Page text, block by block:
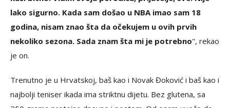
lako sigurno. Kada sam došao u NBA imao sam 18
godina, nisam znao šta da očekujem u ovih prvih
nekoliko sezona. Sada znam šta mi je potrebno", rekao
je on.
Trenutno je u Hrvatskoj, baš kao i Novak Đoković i baš kao i
najbolji teniser ikada ima striktnu dijetu. Bez glutena, sa